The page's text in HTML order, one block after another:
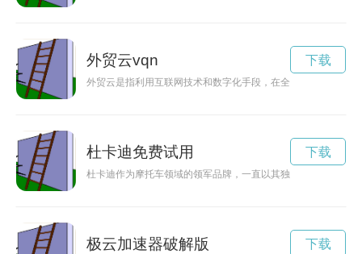
外贸云vqn
外贸云是指利用互联网技术和数字化手段，在全球范围内进行
下载
杜卡迪免费试用
杜卡迪作为摩托车领域的领军品牌，一直以其独特的设计，强
下载
极云加速器破解版 下载